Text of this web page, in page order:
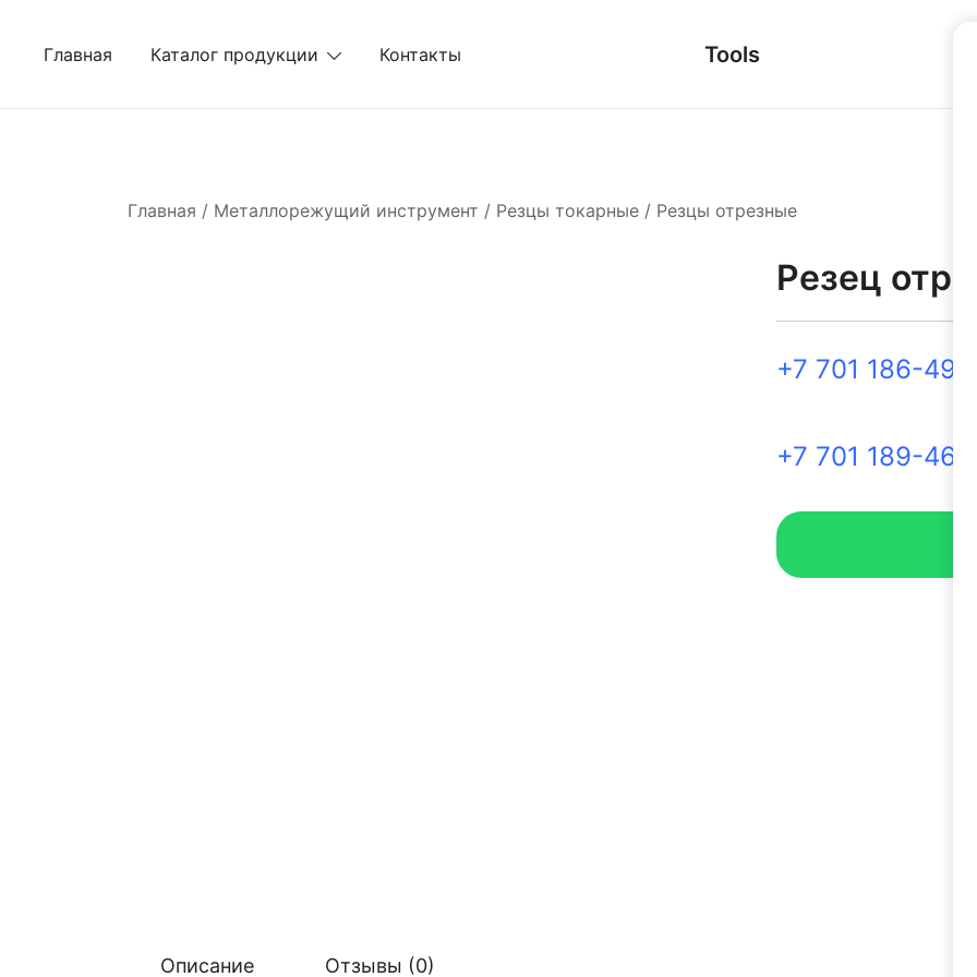
Главная Каталог продукции Контакты Tools
Главная / Металлорежущий инструмент / Резцы токарные / Резцы отрезные
Резец
+7 701 186-49-
+7 701 189-46-
Описание Отзывы (0)